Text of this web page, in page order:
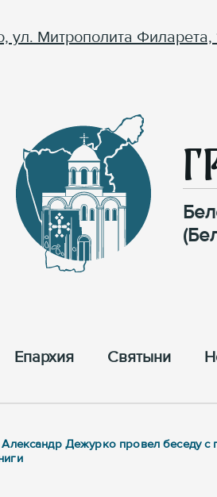
ул. Митрополита Филарета,
Епархия Cвятыни
Дежурко провел беседу